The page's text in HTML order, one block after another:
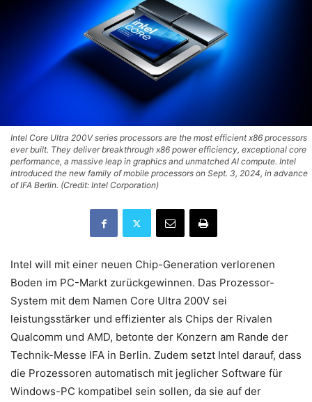
Intel Core Ultra 200V series processors are the most efficient x86 processors
ever built. They deliver breakthrough x86 power efficiency, exceptional core
performance, a massive leap in graphics and unmatched AI compute. Intel
introduced the new family of mobile processors on Sept. 3, 2024, in advance
of IFA Berlin. (Credit: Intel Corporation)
Intel will mit einer neuen Chip-Generation verlorenen
Boden im PC-Markt zurückgewinnen. Das Prozessor-
System mit dem Namen Core Ultra 200V sei
leistungsstärker und effizienter als Chips der Rivalen
Qualcomm und AMD, betonte der Konzern am Rande der
Technik-Messe IFA in Berlin. Zudem setzt Intel darauf, dass
die Prozessoren automatisch mit jeglicher Software für
Windows-PC kompatibel sein sollen, da sie auf der